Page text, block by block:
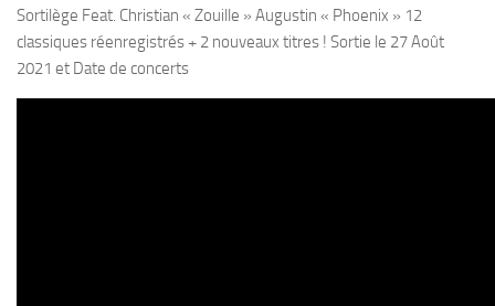
Sortilège Feat. Christian « Zouille » Augustin « Phoenix » 12
classiques réenregistrés + 2 nouveaux titres ! Sortie le 27 Août
2021 et Date de concerts